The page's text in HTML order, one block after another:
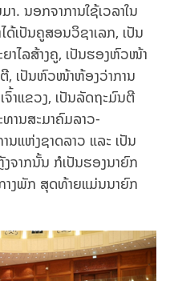
. ນອກຈາການໃຊ້ເວລາໃນ
ດ້ເປັນຄູສອນວິຊາເລກ, ເປັນ
ໄລສ້າງຄູ, ເປັນຮອງຫົວໜ້າ
, ເປັນຫົວໜ້າຫ້ອງວ່າການ
ຈົ້າແຂວງ, ເປັນລັດຖະມົນຕີ
ານສະມາຄົມລາວ-
ນແຫ່ງຊາດລາວ ແລະ ເປັນ
ຈາກນັ້ນ ກໍເປັນຮອງນາຍົກ
າງພັກ ສຸດທ້າຍແມ່ນນາຍົກ